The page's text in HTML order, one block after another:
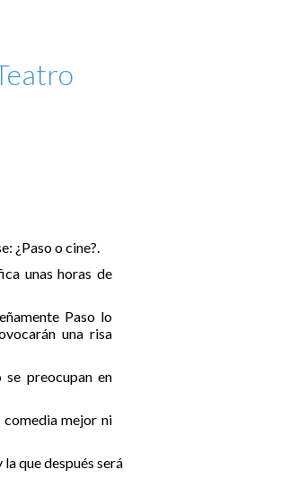
¿Paso o cine?.
unas horas de
Paso lo
una risa
preocupan en
mejor ni
que después será